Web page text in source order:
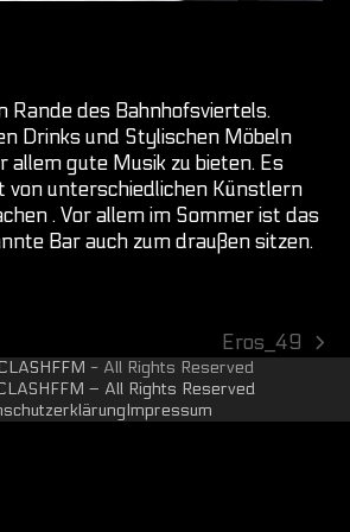
Rande des Bahnhofsviertels.
Drinks und Stylischen Möbeln
allem gute Musik zu bieten. Es
von unterschiedlichen Künstlern
. Vor allem im Sommer ist das
Bar auch zum draußen sitzen.
Nächster
Beitrag:
Eros_49
- All Rights Reserved
– All Rights Reserved
Impressum